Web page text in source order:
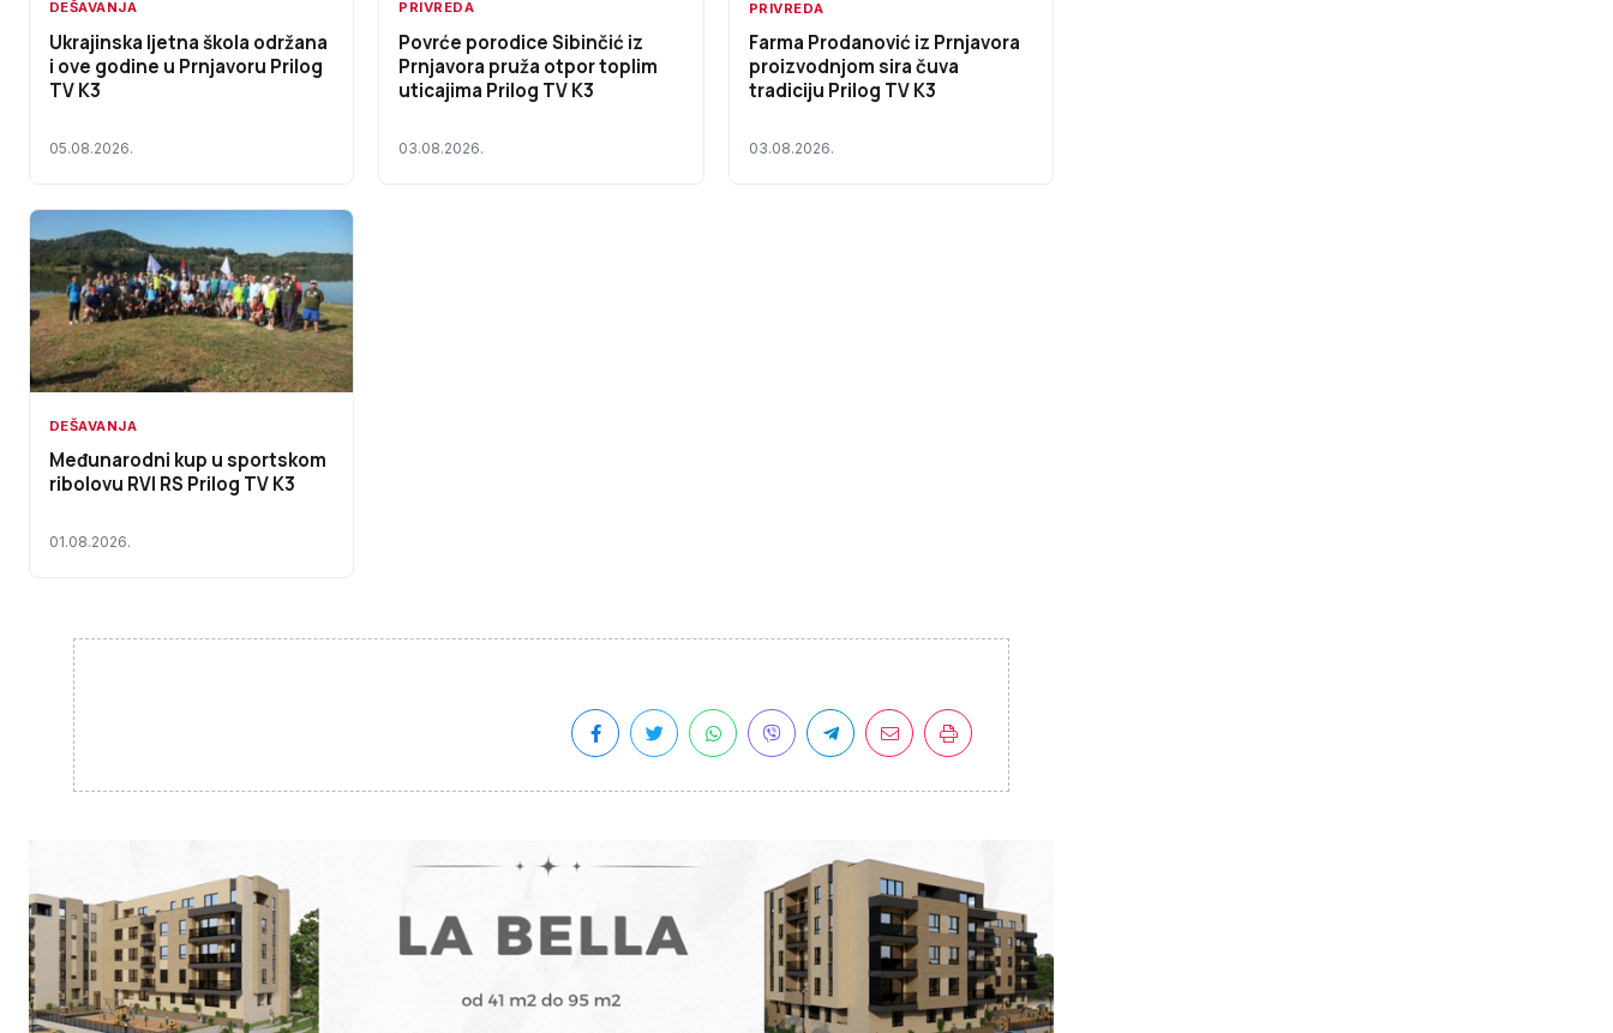
DEŠAVANJA
Ukrajinska ljetna škola održana
i ove godine u Prnjavoru Prilog
TV K3
05.08.2026.
PRIVREDA
Povrće porodice Sibinčić iz
Prnjavora pruža otpor toplim
uticajima Prilog TV K3
03.08.2026.
PRIVREDA
Farma Prodanović iz Prnjavora
proizvodnjom sira čuva
tradiciju Prilog TV K3
03.08.2026.
DEŠAVANJA
Međunarodni kup u sportskom
ribolovu RVI RS Prilog TV K3
01.08.2026.